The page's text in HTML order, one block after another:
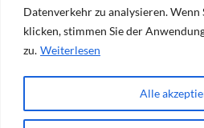
Datenverkehr zu analysieren. Wenn
klicken, stimmen Sie der
zu. Weiterlesen
Alle
Verbraucherjournalismus
Workshops, Konferenzen &
ThemeGrill. Präsentiert